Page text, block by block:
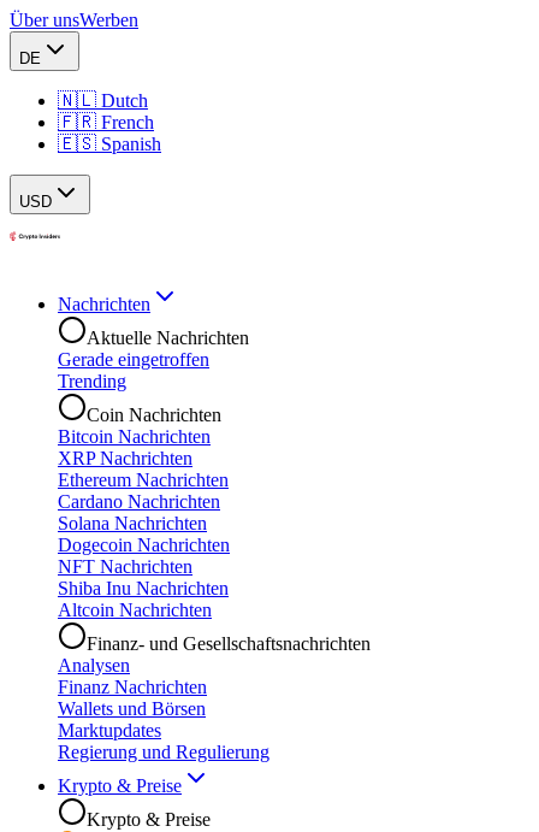
Über unsWerben
DE
🇳🇱 Dutch
🇫🇷 French
🇪🇸 Spanish
USD
Nachrichten
Aktuelle Nachrichten
Gerade eingetroffen
Trending
Coin Nachrichten
Bitcoin Nachrichten
XRP Nachrichten
Ethereum Nachrichten
Cardano Nachrichten
Solana Nachrichten
Dogecoin Nachrichten
NFT Nachrichten
Shiba Inu Nachrichten
Altcoin Nachrichten
Finanz- und Gesellschaftsnachrichten
Analysen
Finanz Nachrichten
Wallets und Börsen
Marktupdates
Regierung und Regulierung
Krypto & Preise
Krypto & Preise